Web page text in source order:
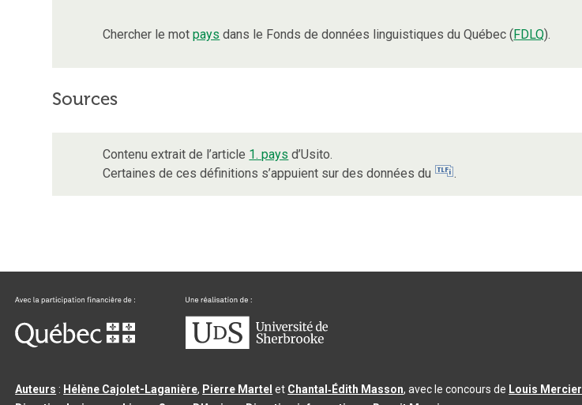
Chercher le motpays dans le Fonds de données linguistiques du Québec (FDLQ).
Sources
Contenu extrait de l’article 1. pays d’Usito.
Certaines de ces définitions s’appuient sur des données du
.
Auteurs : Hélène Cajolet-Laganière, Pierre Martel et Chantal‑Édith Masson, avec le concours de Louis Mercier